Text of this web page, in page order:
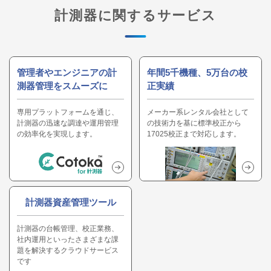
計測器に関するサービス
管理者やエンジニアの計
測器管理をスムーズに
専用プラットフォームを通じ、
計測器の迅速な調達や運用管理
の効率化を実現します。
年間5千機種、5万台の校
正実績
メーカー系レンタル会社として
の技術力を基に標準校正から
17025校正まで対応します。
計測器資産管理ツール
計測器の台帳管理、校正業務、
社内運用といったさまざまな課
題を解決するクラウドサービス
です